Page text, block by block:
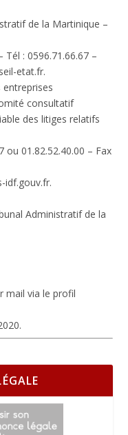
de la Martinique –
: 0596.71.66.67 –
etat.fr.
entreprises
consultatif
des litiges relatifs
ou 01.82.52.40.00 – Fax
idf.gouv.fr.
Administratif de la
mail via le profil